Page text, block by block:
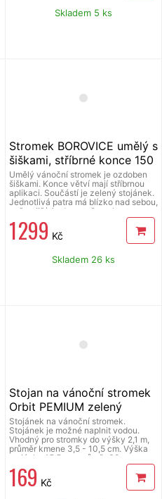
Skladem 5 ks
Stromek BOROVICE umělý s
šiškami, stříbrné konce 150
cm
Umělý vánoční stromek je ozdoben
šiškami. Konce větví mají stříbrnou
aplikaci. Součástí je zelený stojánek.
Jednotlivá patra má blízko nad sebou,
což zajišťuje dostatečnou hustotu
stromečku. Výška stromku: 150 cm.
1 299 Kč
Skladem 26 ks
Stojan na vánoční stromek
Orbit PEMIUM zelený
Stojánek na vánoční stromek.
Stojánek je možné naplnit vodou.
Vhodný pro stromky do výšky 2,1 m,
průměr kmene 3,5 - 10,5 cm. Výška
stojánku 15,5 cm, průměr 38 cm.
Materiál plast, barva zelená.
169 Kč